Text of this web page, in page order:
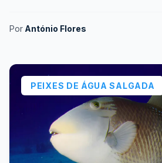
Por António Flores
PEIXES DE ÁGUA SALGADA